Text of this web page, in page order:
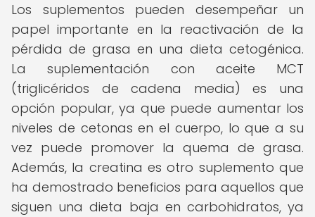
Los suplementos pueden desempeñar un
papel importante en la reactivación de la
pérdida de grasa en una dieta cetogénica.
La suplementación con aceite MCT
(triglicéridos de cadena media) es una
opción popular, ya que puede aumentar los
niveles de cetonas en el cuerpo, lo que a su
vez puede promover la quema de grasa.
Además, la creatina es otro suplemento que
ha demostrado beneficios para aquellos que
siguen una dieta baja en carbohidratos, ya